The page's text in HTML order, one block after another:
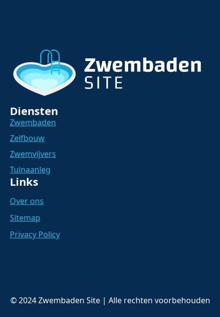
Diensten
Zwembaden
Zelfbouw
Zwemvijvers
Tuinaanleg
Links
Over ons
Sitemap
Privacy Policy
© 2024 Zwembaden Site | Alle rechten voorbehouden